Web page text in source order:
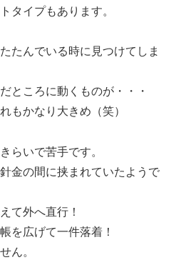
タイプもあります。
たんでいる時に見つけてしま
ところに動くものが・・・
もかなり大きめ（笑）
らいで苦手です。
金の間に挟まれていたようで
て外へ直行！
を広げて一件落着！
ん。